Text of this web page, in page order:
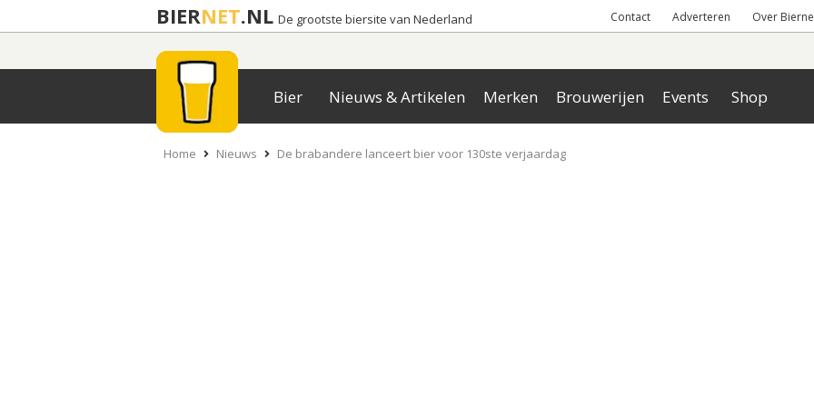
BIERNET.NL De grootste biersite van Nederland Contact Adverteren Over
Bier Nieuws & Artikelen Merken Brouwerijen Events Shop
Home Nieuws De brabandere lanceert bier voor 130ste verjaardag